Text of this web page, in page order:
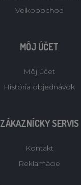
Velkoobchod
MÔJ ÚČET
Môj účet
História objednávok
ZÁKAZNÍCKY SERVIS
Kontakt
Reklamácie